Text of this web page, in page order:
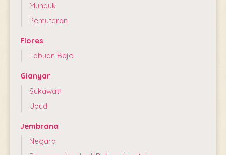
Munduk
Pemuteran
Flores
Labuan Bajo
Gianyar
Sukawati
Ubud
Jembrana
Negara